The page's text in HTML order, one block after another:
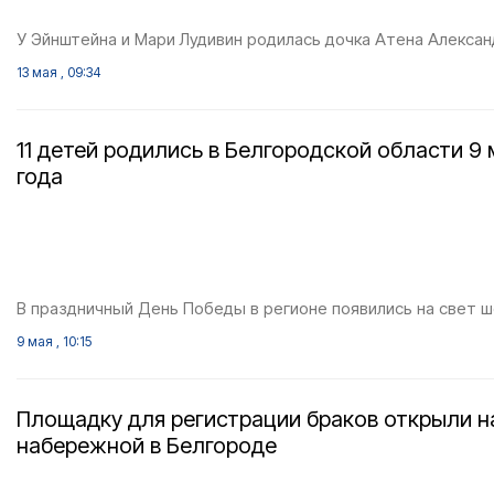
У Эйнштейна и Мари Лудивин родилась дочка Атена
13 мая , 09:34
11 детей родились в Белгородской области 9
года
В праздничный День Победы в регионе появились на свет
9 мая , 10:15
Площадку для регистрации браков открыли
набережной в Белгороде